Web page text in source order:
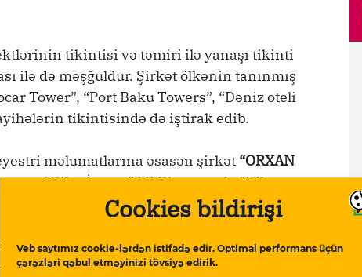
Cookies bildirişi
Veb saytımız cookie-lərdən istifadə edir. Optimal performans üçün
çərəzləri qəbul etməyinizi tövsiyə edirik.
tikintisi və təmiri ilə yanaşı tikinti
ilə də məşğuldur. Şirkət ölkənin tanınmış
Tower”, “Port Baku Towers”, “Dəniz oteli
tikintisində də iştirak edib.
məlumatlarına əsasən şirkət “ORXAN
“Diler İnşaat” MMC, sonra da “Diler
Quluzadəgöstərilib. 1989-cü il təvəllüdlü
oğludur. Ülvi Quliyev 5-ci dəfə, yəni 20 ildən